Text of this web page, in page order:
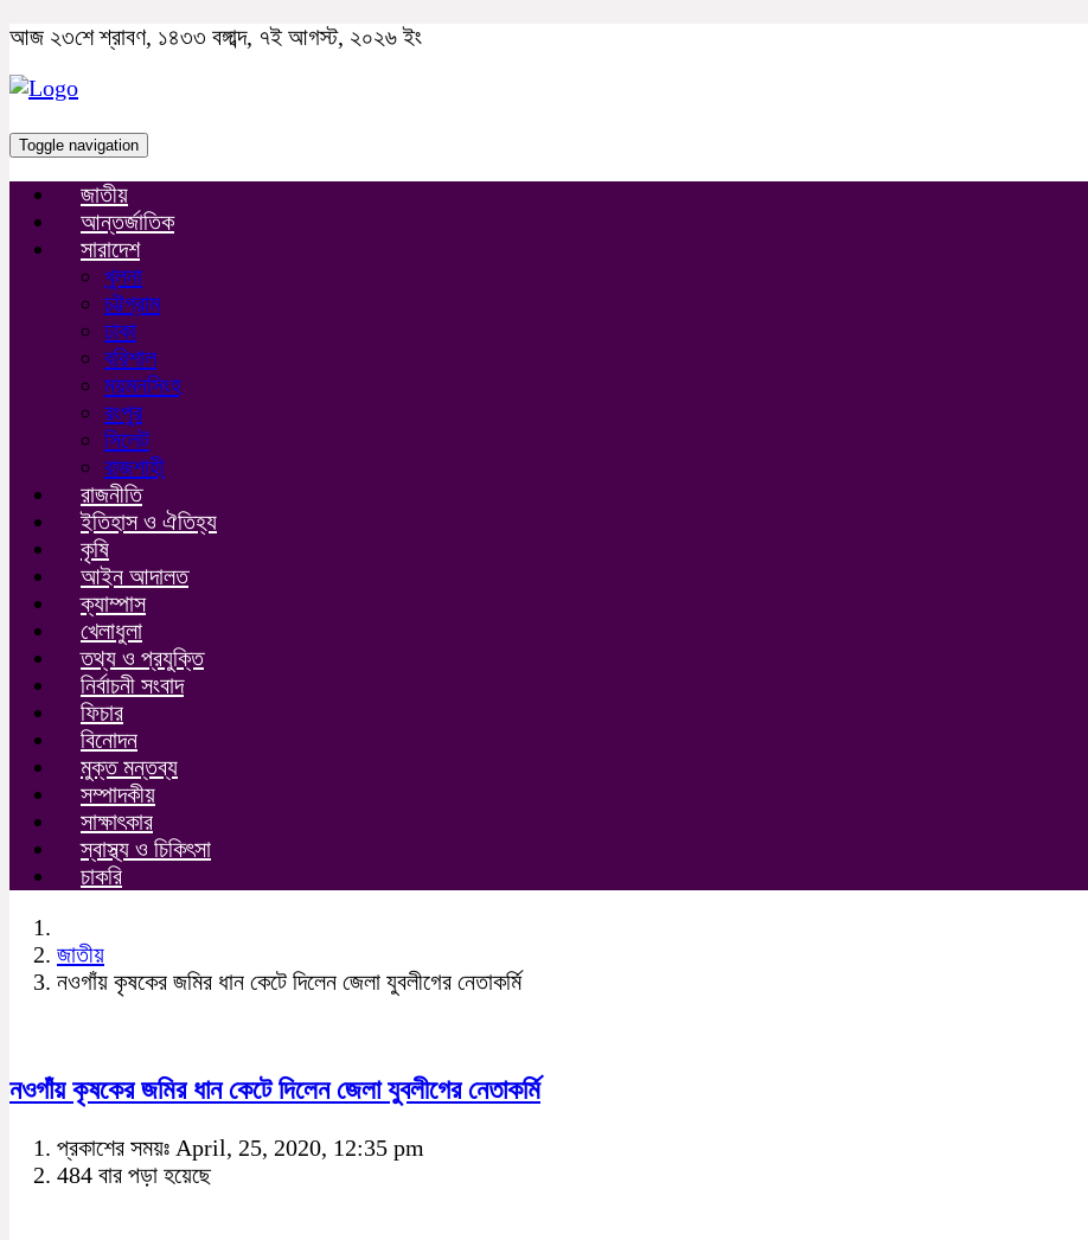
আজ ২৩শে শ্রাবণ, ১৪৩৩ বঙ্গাব্দ, ৭ই আগস্ট, ২০২৬ ইং
Toggle navigation
জাতীয়
আন্তর্জাতিক
সারাদেশ
খুলনা
চট্টগ্রাম
ঢাকা
বরিশাল
ময়মনসিংহ
রংপুর
সিলেট
রাজশাহী
রাজনীতি
ইতিহাস ও ঐতিহ্য
কৃষি
আইন আদালত
ক্যাম্পাস
খেলাধুলা
তথ্য ও প্রযুক্তি
নির্বাচনী সংবাদ
ফিচার
বিনোদন
মুক্ত মন্তব্য
সম্পাদকীয়
সাক্ষাৎকার
স্বাস্থ্য ও চিকিৎসা
চাকরি
জাতীয়
নওগাঁয় কৃষকের জমির ধান কেটে দিলেন জেলা যুবলীগের নেতাকর্মি
নওগাঁয় কৃষকের জমির ধান কেটে দিলেন জেলা যুবলীগের নেতাকর্মি
প্রকাশের সময়ঃ April, 25, 2020, 12:35 pm
484 বার পড়া হয়েছে